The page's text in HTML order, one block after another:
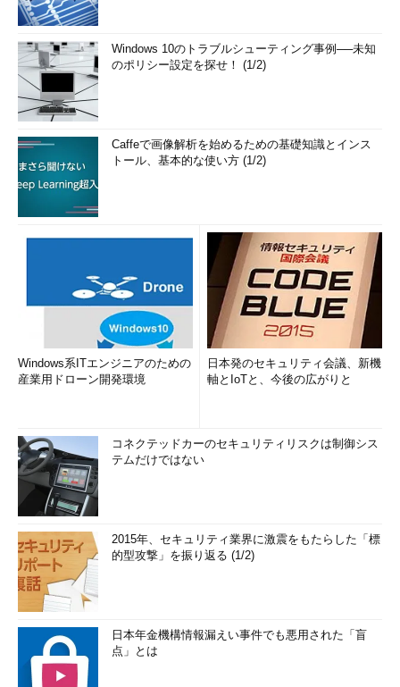
Windows 10のトラブルシューティング事例──未知
のポリシー設定を探せ！ (1/2)
Caffeで画像解析を始めるための基礎知識とインス
トール、基本的な使い方 (1/2)
Windows系ITエンジニアのための
産業用ドローン開発環境
日本発のセキュリティ会議、新機
軸とIoTと、今後の広がりと
コネクテッドカーのセキュリティリスクは制御シス
テムだけではない
2015年、セキュリティ業界に激震をもたらした「標
的型攻撃」を振り返る (1/2)
日本年金機構情報漏えい事件でも悪用された「盲
点」とは